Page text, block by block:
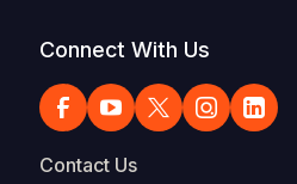
Connect With Us
Contact Us